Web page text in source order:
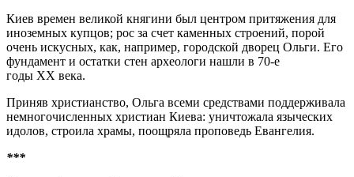
Киев времен великой княгини был центром притяжения для
иноземных купцов; рос за счет каменных строений, порой
очень искусных, как, например, городской дворец Ольги. Его
фундамент и остатки стен археологи нашли в 70-е
годы XX века.
Приняв христианство, Ольга всеми средствами поддерживала
немногочисленных христиан Киева: уничтожала языческих
идолов, строила храмы, поощряла проповедь Евангелия.
***